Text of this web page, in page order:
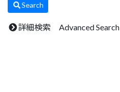
Search
詳細検索 Advanced Search